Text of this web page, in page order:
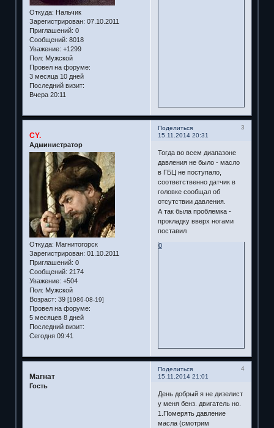
Откуда: Нальчик
Зарегистрирован: 07.10.2011
Приглашений: 0
Сообщений: 8018
Уважение: +1299
Пол: Мужской
Провел на форуме:
3 месяца 10 дней
Последний визит:
Вчера 20:11
Поделиться
3
15.11.2014 20:31
CY.
Администратор
Откуда: Магнитогорск
Зарегистрирован: 01.10.2011
Приглашений: 0
Сообщений: 2174
Уважение: +504
Пол: Мужской
Возраст: 39 [1986-08-19]
Провел на форуме:
5 месяцев 8 дней
Последний визит:
Сегодня 09:41
Тогда во всем диапазоне
давления не было - масло
в ГБЦ не поступало,
соответственно датчик в
головке сообщал об
отсутствии давления.
А так была проблемка -
прокладку вверх ногами
поставил
0
Поделиться
4
15.11.2014 21:01
Магнат
Гость
День добрый я не дизелист
у меня бенз. двигатель но.
1.Померять давление
масла (смотрим